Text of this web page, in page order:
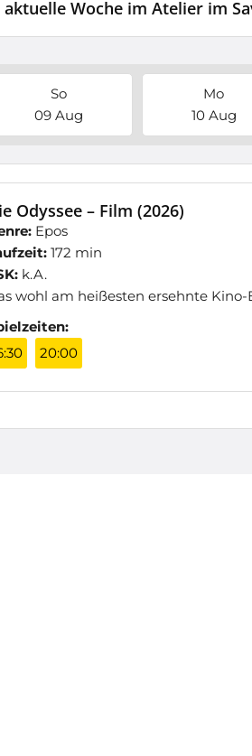
Woche im Atelier im
So
09 Aug
Mo
10 Aug
Odyssee – Film (2026)
Epos
172 min
k.A.
wohl am heißesten ersehnte
20:00